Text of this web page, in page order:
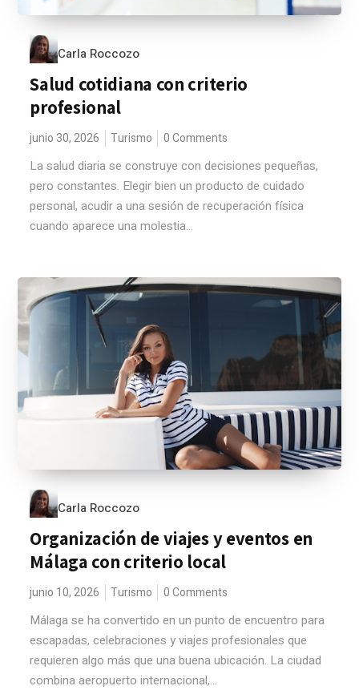
Carla Roccozo
Salud cotidiana con criterio
profesional
junio 30, 2026 Turismo 0 Comments
La salud diaria se construye con decisiones pequeñas,
pero constantes. Elegir bien un producto de cuidado
personal, acudir a una sesión de recuperación física
cuando aparece una molestia...
Carla Roccozo
Organización de viajes y eventos en
Málaga con criterio local
junio 10, 2026 Turismo 0 Comments
Málaga se ha convertido en un punto de encuentro para
escapadas, celebraciones y viajes profesionales que
requieren algo más que una buena ubicación. La ciudad
combina aeropuerto internacional,...